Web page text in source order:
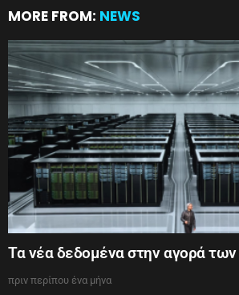
MORE FROM: NEWS
Τα νέα δεδομένα στην αγορά των
πριν περίπου ένα μήνα